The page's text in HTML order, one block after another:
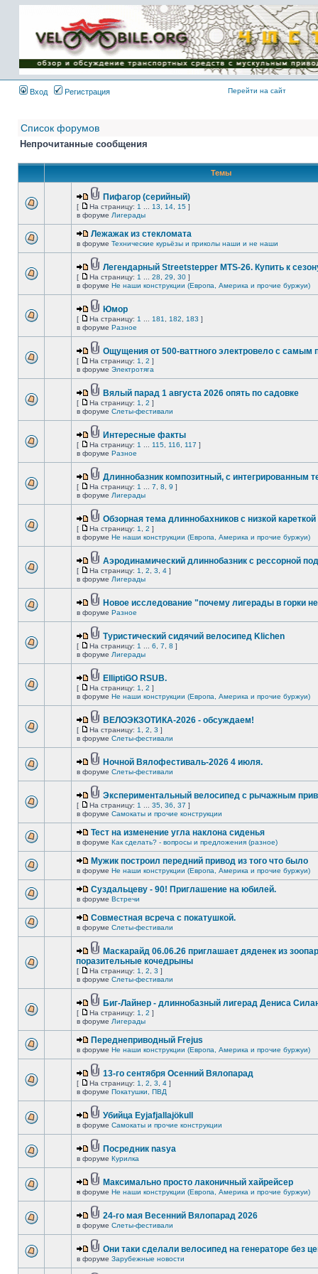
Имя пользователя:
Пароль:
{ LOG_ME_IN_SHORT
}
Вход
Регистрация Перейти на сайт
Список форумов
Непрочитанные сообщения
Темы
Пифагор (серийный)
[ На страницу: 1 13 14 15 ]
в форуме Лигерады
Лежажак из стекломата
в форуме Технические курьёзы и приколы наши и не наши
Легендарный Streetstepper MTS-26. Купить к
[ На страницу: 1 28 29 30 ]
в форуме Не наши конструкции (Европа, Америка и прочие буржуи)
Юмор
[ На страницу: 1 181 182 183 ]
в форуме Разное
Ощущения от 500-ваттного электровело с самым
[ На страницу: 1 2 ]
в форуме Электротяга
Вялый парад 1 августа 2026 опять по садовке
[ На страницу: 1 2 ]
в форуме Слеты-фестивали
Интересные факты
[ На страницу: 1 115 116 117 ]
в форуме Разное
Длиннобазник композитный, с интегрированным
[ На страницу: 1 7 8 9 ]
в форуме Лигерады
Обзорная тема длиннобахников с низкой кареткой
[ На страницу: 1 2 ]
в форуме Не наши конструкции (Европа, Америка и прочие буржуи)
Аэродинамический длиннобазник с рессорной
[ На страницу: 1 2 3 4 ]
в форуме Лигерады
Новое исследование "почему лигерады в горки
в форуме Разное
Туристический сидячий велосипед Klichen
[ На страницу: 1 6 7 8 ]
в форуме Лигерады
ElliptiGO RSUB.
[ На страницу: 1 2 ]
в форуме Не наши конструкции (Европа, Америка и прочие буржуи)
ВЕЛОЭКЗОТИКА-2026 - обсуждаем!
[ На страницу: 1 2 3 ]
в форуме Слеты-фестивали
Ночной Вялофестиваль-2026 4 июля.
в форуме Слеты-фестивали
Экспериментальный велосипед с рычажным
[ На страницу: 1 35 36 37 ]
в форуме Самокаты и прочие конструкции
Тест на изменение угла наклона сиденья
в форуме Как сделать? - вопросы и предложения (разное)
Мужик построил передний привод из того что было
в форуме Не наши конструкции (Европа, Америка и прочие буржуи)
Суздальцеву - 90! Приглашение на юбилей.
в форуме Встречи
Совместная всреча с покатушкой.
в форуме Слеты-фестивали
Маскарайд 06.06.26 приглашает дяденек из
поразительные кочедрыны
[ На страницу: 1 2 3 ]
в форуме Слеты-фестивали
Биг-Лайнер - длиннобазный лигерад Дениса
[ На страницу: 1 2 ]
в форуме Лигерады
Переднеприводный Frejus
в форуме Не наши конструкции (Европа, Америка и прочие буржуи)
13-го сентября Осенний Вялопарад
[ На страницу: 1 2 3 4 ]
в форуме Покатушки, ПВД
Убийца Eyjafjallajökull
в форуме Самокаты и прочие конструкции
Посредник nasya
в форуме Курилка
Максимально просто лаконичный хайрейсер
в форуме Не наши конструкции (Европа, Америка и прочие буржуи)
24-го мая Весенний Вялопарад 2026
в форуме Слеты-фестивали
Они таки сделали велосипед на генераторе без
в форуме Зарубежные новости